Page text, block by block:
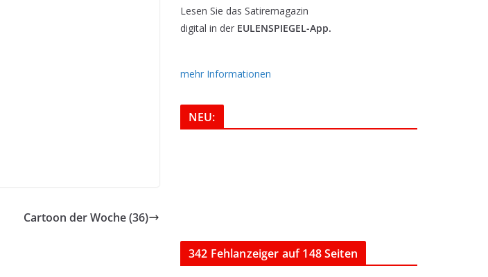
Cartoon der Woche (36)
Lesen Sie das Satiremagazin
digital in der EULENSPIEGEL-App.
mehr Informationen
NEU:
342 Fehlanzeiger auf 148 Seiten